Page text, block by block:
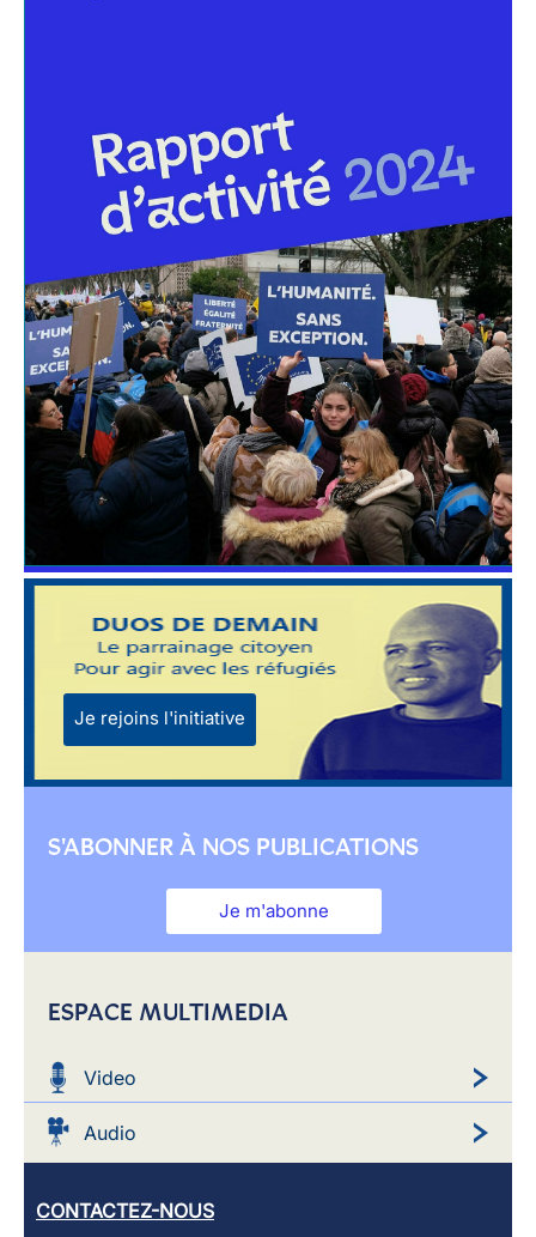
Je rejoins l'initiative
S'ABONNER À NOS PUBLICATIONS
Je m'abonne
ESPACE MULTIMEDIA
Video
Audio
CONTACTEZ-NOUS